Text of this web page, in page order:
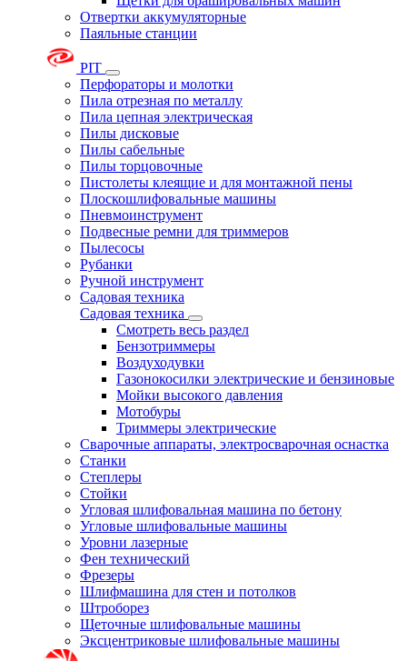
Отвертки аккумуляторные
Паяльные станции
PIT
Перфораторы и молотки
Пила отрезная по металлу
Пила цепная электрическая
Пилы дисковые
Пилы сабельные
Пилы торцовочные
Пистолеты клеящие и для монтажной пены
Плоскошлифовальные машины
Пневмоинструмент
Подвесные ремни для триммеров
Пылесосы
Рубанки
Ручной инструмент
Садовая техника
Садовая техника
Смотреть весь раздел
Бензотриммеры
Воздуходувки
Газонокосилки электрические и бензиновые
Мойки высокого давления
Мотобуры
Триммеры электрические
Сварочные аппараты, электросварочная оснастка
Станки
Степлеры
Стойки
Угловая шлифовальная машина по бетону
Угловые шлифовальные машины
Уровни лазерные
Фен технический
Фрезеры
Шлифмашина для стен и потолков
Штроборез
Щеточные шлифовальные машины
Эксцентриковые шлифовальные машины